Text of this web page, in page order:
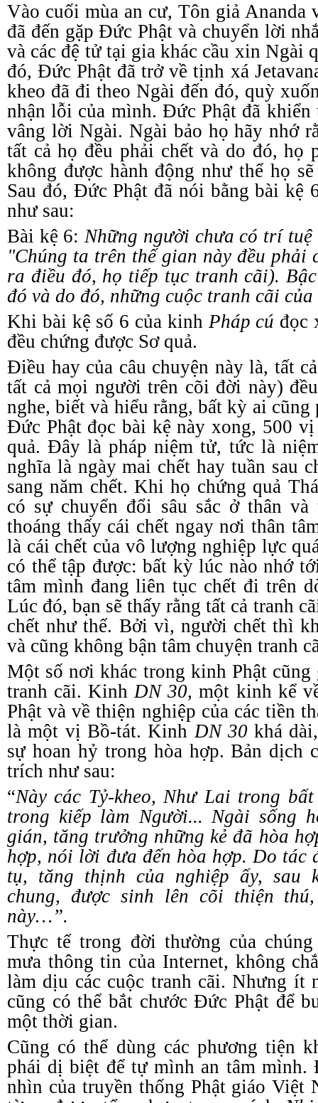
Vào cuối mùa an cư, Tôn giả Ananda
đã đến gặp Đức Phật và chuyển lời
và các đệ tử tại gia khác cầu xin Ngài
đó, Đức Phật đã trở vềtịnh xá
kheo đã đi theo Ngài đến đó, quỳ
nhận lỗi của mình. Đức Phật đã
vâng lời Ngài. Ngài bảo họ hãy nhớ
tất cả họ đều phải chết và do đó, họ
không được hành động như thể họ
Sau đó, Đức Phật đã nói bằng bài kệ
như sau:
Bài kệ 6: Những người chưa có trí
"Chúng ta trên thế gian này đều phải
ra điều đó, họ tiếp tục tranh cãi).
đó và do đó, những cuộc tranh cãi
Khi bài kệ số 6 của kinh Phápcú đọc
đều chứng được Sơ quả.
Điều hay của câu chuyện này là, tất
tất cả mọi người trên cõi đời này)
nghe, biết và hiểu rằng, bất kỳ ai
Đức Phật đọc bài kệ này xong, 500 vị
quả. Đây là phápniệmtử, tức là n
nghĩa là ngày mai chết hay tuần sau
sang năm chết. Khi họ chứng quả T
có sự chuyển đổi sâu sắc ở thân
thoáng thấy cái chết ngay nơi thân
là cái chết của vô lượng nghiệp lực
có thể tập được: bất kỳ lúc nào nhớ
tâm mình đang liên tục chết đi trên
Lúc đó, bạn sẽ thấy rằng tất cả tranh
chết như thế. Bởi vì, người chết thì
và cũng không bận tâm chuyện tranh
Một số nơi khác trong kinh Phật
tranh cãi. KinhDN 30, một kinh kể
Phật và về thiện nghiệp của các tiền
là một vị Bồ-tát. KinhDN 30khá
sự hoan hỷ trong hòa hợp. Bản dịch
trích như sau:
“Này các Tỷ-kheo, Như Lai trong
trong kiếp làm Người... Ngài sống
gián, tăng trưởng những kẻ đã hòa
hợp, nói lời đưa đến hòa hợp. Do tác
tụ, tăng thịnh của nghiệp ấy, sau
chung, được sinh lên cõi thiện
này…”.
Thực tế trong đời thường của
mưa thông tin của Internet, không
làm dịu các cuộc tranh cãi. Nhưng ít
cũng có thể bắt chước Đức Phật để
một thời gian.
Cũng có thể dùng các phương tiện
phái dị biệt để tự mình an tâm mình.
nhìn của truyền thống Phật giáo Việt